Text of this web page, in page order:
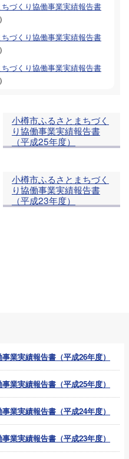
づくり協働事業実績報告書
）
づくり協働事業実績報告書
）
づくり協働事業実績報告書
）
小樽市ふるさとまちづく
り協働事業実績報告書
（平成25年度）
小樽市ふるさとまちづく
り協働事業実績報告書
（平成23年度）
業実績報告書（平成26年度）
業実績報告書（平成25年度）
業実績報告書（平成24年度）
業実績報告書（平成23年度）